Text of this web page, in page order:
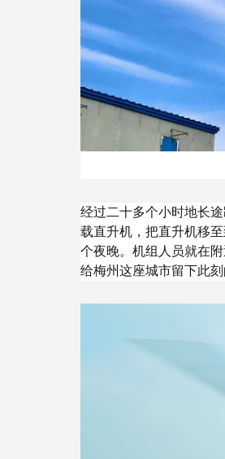
经过二十多个小时地长
载直升机，把直升机移
个夜晚。机组人员就在
给梅州这座城市留下此